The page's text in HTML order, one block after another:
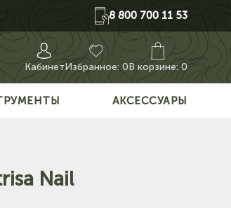
8 800 700 11 53
КабинетИзбранное:0В корзине: 0
АКСЕССУАРЫ
Nail